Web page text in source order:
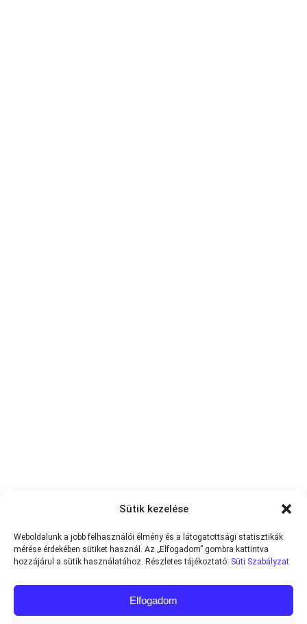
Sütik kezelése
Weboldalunk a jobb felhasználói élmény és a látogatottsági statisztikák
mérése érdekében sütiket használ. Az „Elfogadom” gombra kattintva
hozzájárul a sütik használatához. Részletes tájékoztató: Süti Szabályzat
Elfogadom